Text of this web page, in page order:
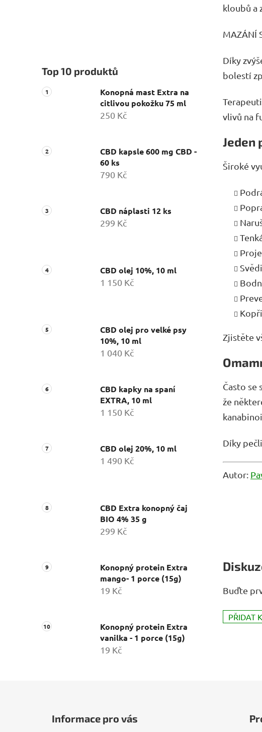
Top 10 produktů
Konopná mast Extra na
citlivou pokožku 75 ml
250 Kč
CBD kapsle 600 mg CBD -
60 ks
790 Kč
CBD náplasti 12 ks
299 Kč
CBD olej 10%, 10 ml
1 150 Kč
CBD olej pro velké psy
10%, 10 ml
1 040 Kč
CBD kapky na spaní
EXTRA, 10 ml
1 150 Kč
CBD olej 20%, 10 ml
1 490 Kč
CBD Extra konopný čaj
BIO 4% 35 g
299 Kč
Konopný protein Extra
mango- 1 porce (15g)
19 Kč
Konopný protein Extra
vanilka - 1 porce (15g)
19 Kč
kloubů a
MAZÁNÍ
Díky
bolestí
vlivů na
Jeden
Široké
Zjistěte
Často se
že
Díky
Autor:
Buďte
PŘIDAT
Informace pro vás